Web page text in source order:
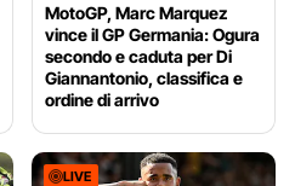
MotoGP, Marc Marquez
vince il GP Germania: Ogura
secondo e caduta per Di
Giannantonio, classifica e
ordine di arrivo
LIVE